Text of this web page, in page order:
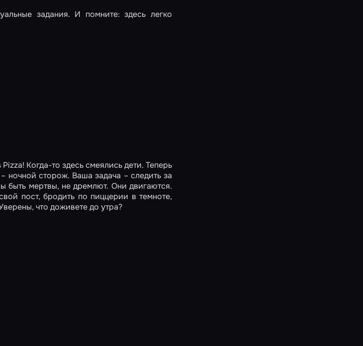
задания. И помните: здесь легко
Когда-то здесь смеялись дети. Теперь
ночной сторож. Ваша задача – следить за
быть мертвы, не дремлют. Они двигаются.
пост, бродить по пиццерии в темноте,
что доживете до утра?